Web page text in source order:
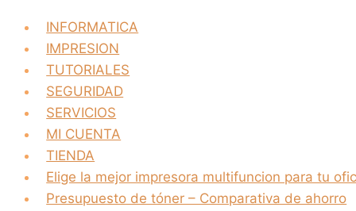
INFORMATICA
IMPRESION
TUTORIALES
SEGURIDAD
SERVICIOS
MI CUENTA
TIENDA
Elige la mejor impresora multifuncion para tu
Presupuesto de tóner – Comparativa de ahorro